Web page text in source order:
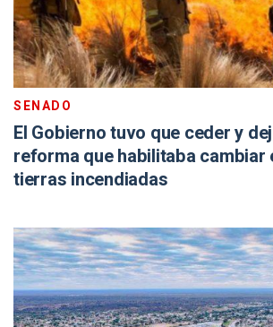
SENADO
El Gobierno tuvo que ceder y
reforma que habilitaba cambiar
tierras incendiadas